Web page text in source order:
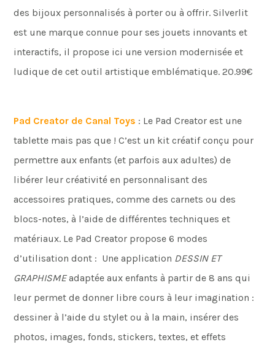
des bijoux personnalisés à porter ou à offrir. Silverlit
est une marque connue pour ses jouets innovants et
interactifs, il propose ici une version modernisée et
ludique de cet outil artistique emblématique. 20.99€
Pad Creator de Canal Toys : Le Pad Creator est une
tablette mais pas que ! C’est un kit créatif conçu pour
permettre aux enfants (et parfois aux adultes) de
libérer leur créativité en personnalisant des
accessoires pratiques, comme des carnets ou des
blocs-notes, à l’aide de différentes techniques et
matériaux. Le Pad Creator propose 6 modes
d’utilisation dont : Une application DESSIN ET
GRAPHISMEadaptée aux enfants à partir de 8 ans qui
leur permet de donner libre cours à leur imagination :
dessiner à l’aide du stylet ou à la main, insérer des
photos, images, fonds, stickers, textes, et effets